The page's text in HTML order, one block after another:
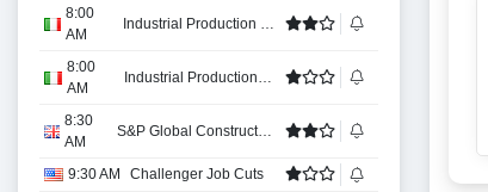
8:00
AM
Industrial Production MoM
8:00
AM
Industrial Production YoY
8:30
AM
S&P Global Construction PMI
9:30 AM
Challenger Job Cuts